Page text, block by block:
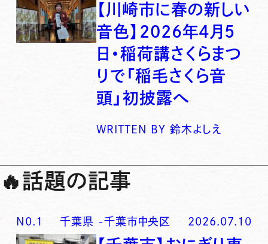
【川崎市に春の新しい
音色】2026年4月5
日・稲荷講さくらまつ
りで「稲毛さくら音
頭」初披露へ
WRITTEN BY 鈴木よしえ
🔥話題の記事
N0. 1 千葉県 -千葉市中央区 2026.07.10